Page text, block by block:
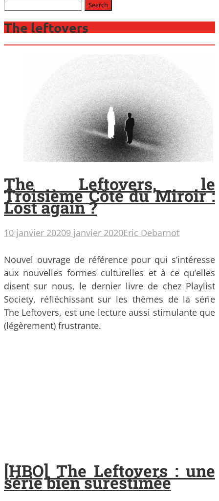
The leftovers
The Leftovers, le
Troisième Côté du Miroir :
Lost again ?
10 janvier 20209 janvier 2020Eric Debarnot
Nouvel ouvrage de référence pour qui s’intéresse
aux nouvelles formes culturelles et à ce qu’elles
disent sur nous, le dernier livre de chez Playlist
Society, réfléchissant sur les thèmes de la série
The Leftovers, est une lecture aussi stimulante que
(légèrement) frustrante.
[HBO] The Leftovers : une
série bien surestimée